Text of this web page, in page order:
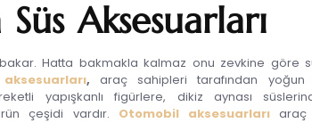
Aksesuarları
Hatta bakmakla kalmaz onu zevkine göre
, araç sahipleri tarafından yoğun
yapışkanlı figürlere, dikiz aynası
çeşidi vardır. Otomobil aksesuarları araç